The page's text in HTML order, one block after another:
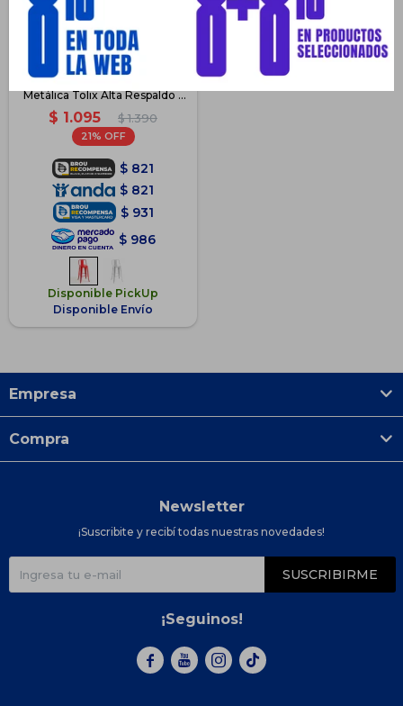
Butaca Banqueta Taburete
Metálica Tolix Alta Respaldo -
Rojo
$ 1.095 $ 1.390
21
$ 821
$ 821
$ 931
$ 986
Disponible PickUp
Disponible Envío
Empresa
Compra
Newsletter
¡Suscribite y recibí todas nuestras novedades!
SUSCRIBIRME
¡Seguinos!
  